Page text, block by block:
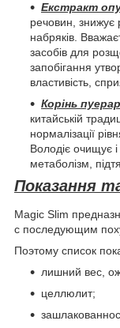
Екстракт
речовин, знижує
набряків.
засобів для
запобігання
властивість,
Корінь
китайській
нормалізації
Володіє очищує
метаболізм,
Показання
Magic Slim
с последующим
Поэтому список
лишний вес,
целлюлит;